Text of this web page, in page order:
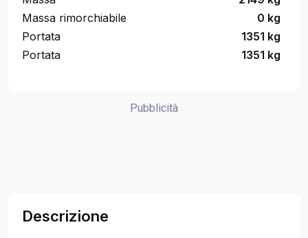
Massa rimorchiabile
0 kg
Portata
1351 kg
Portata
1351 kg
Pubblicità
Descrizione